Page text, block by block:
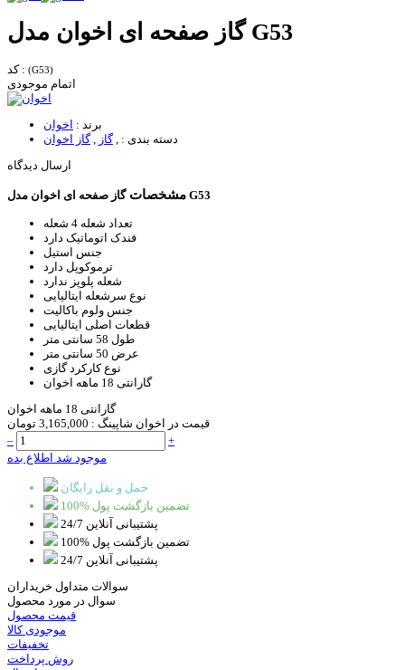
گاز صفحه ای اخوان مدل G53
کد : (G53)
اتمام موجودی
برند : اخوان
دسته بندی : ,گاز ,گاز اخوان
ارسال دیدگاه
مشخصات گاز صفحه ای اخوان مدل G53
تعداد شعله 4 شعله
فندک اتوماتیک دارد
جنس استیل
ترموکوپل دارد
شعله پلوپز ندارد
نوع سرشعله ایتالیایی
جنس ولوم باکالیت
قطعات اصلی ایتالیایی
طول 58 سانتی متر
عرض 50 سانتی متر
نوع کارکردگازی
گارانتی 18 ماهه اخوان
گارانتی 18 ماهه اخوان
قیمت در اخوان شاپینگ : 3,165,000 تومان
–
+
موجود شد اطلاع بده
حمل و نقل رایگان
100% تضمین بازگشت پول
پشتیبانی آنلاین 24/7
100% تضمین بازگشت پول
پشتیبانی آنلاین 24/7
سوالات متداول خریداران
سوال در مورد محصول
قیمت محصول
موجودی کالا
تخفیفات
روش پرداخت